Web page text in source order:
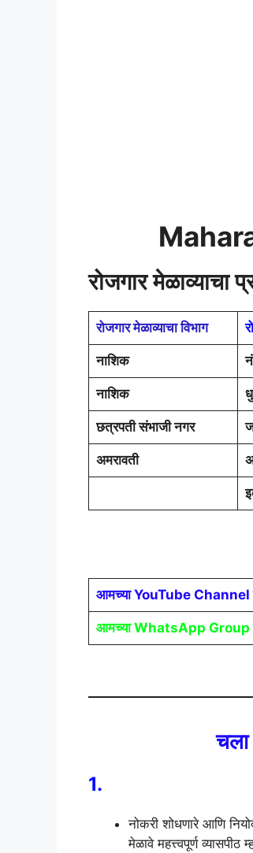
रोजगार मेळाव्याचा
रोजगार मेळाव्याचा विभाग
नाशिक
नाशिक
छत्रपती संभाजी नगर
अमरावती
आमच्या YouTube Channel
आमच्या WhatsApp Group
चला
1.
नोकरी शोधणारे आणि
मेळावे महत्त्वपूर्ण